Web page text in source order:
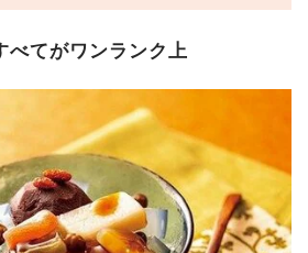
べてがワンランク上